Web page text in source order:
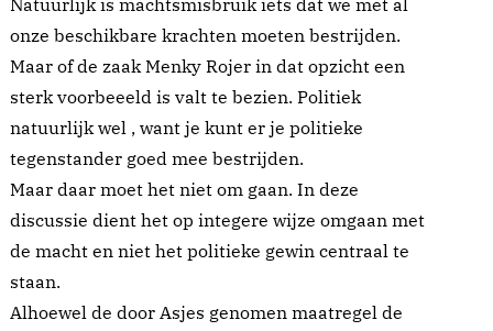
Natuurlijk is machtsmisbruik iets dat we met al
onze beschikbare krachten moeten bestrijden.
Maar of de zaak Menky Rojer in dat opzicht een
sterk voorbeeeld is valt te bezien. Politiek
natuurlijk wel , want je kunt er je politieke
tegenstander goed mee bestrijden.
Maar daar moet het niet om gaan. In deze
discussie dient het op integere wijze omgaan met
de macht en niet het politieke gewin centraal te
staan.
Alhoewel de door Asjes genomen maatregel de